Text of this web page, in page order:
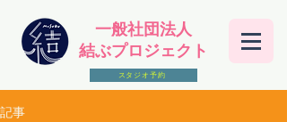
一般社団法人
結ぶプロジェクト
スタジオ予約
記事